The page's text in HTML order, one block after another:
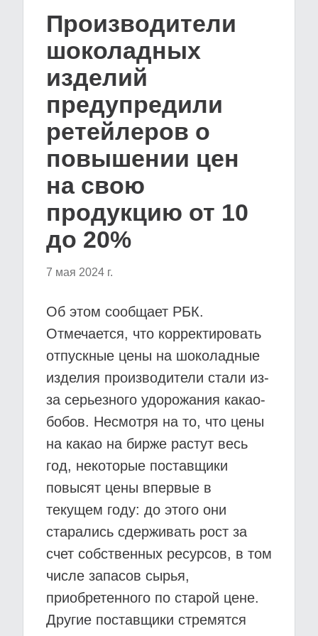
Производители
шоколадных
изделий
предупредили
ретейлеров о
повышении цен
на свою
продукцию от 10
до 20%
7 мая 2024 г.
Об этом сообщает РБК.
Отмечается, что корректировать
отпускные цены на шоколадные
изделия производители стали из-
за серьезного удорожания какао-
бобов. Несмотря на то, что цены
на какао на бирже растут весь
год, некоторые поставщики
повысят цены впервые в
текущем году: до этого они
старались сдерживать рост за
счет собственных ресурсов, в том
числе запасов сырья,
приобретенного по старой цене.
Другие поставщики стремятся